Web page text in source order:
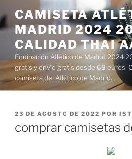
al
contenido
CAMISETA
MADRID 2024
CALIDAD THAI
Equipación Atlético de Madrid 2024
gratis y envío gratis desde 68 euros.
camiseta del Atlético de Madrid.
PUBLICADO
23 DE AGOSTO DE 2022 POR
comprar camisetas